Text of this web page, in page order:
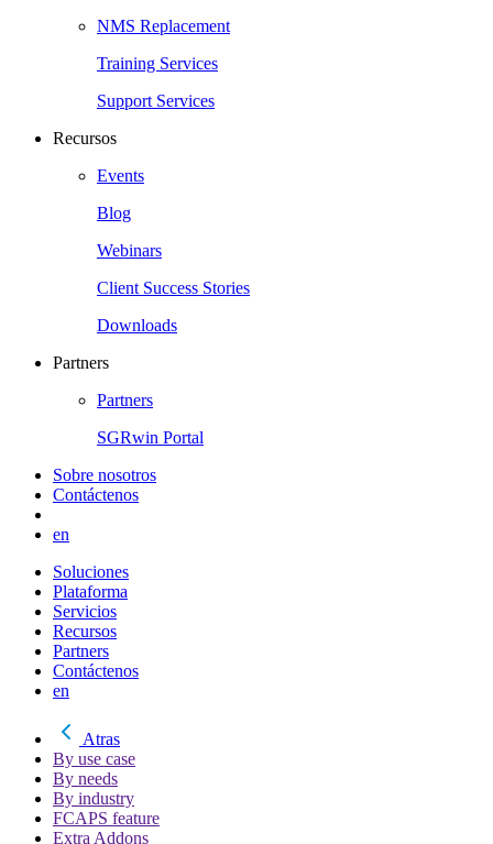
NMS Replacement
Training Services
Support Services
Recursos
Events
Blog
Webinars
Client Success Stories
Downloads
Partners
Partners
SGRwin Portal
Sobre nosotros
Contáctenos
en
Soluciones
Plataforma
Servicios
Recursos
Partners
Contáctenos
en
Atras
By use case
By needs
By industry
FCAPS feature
Extra Addons